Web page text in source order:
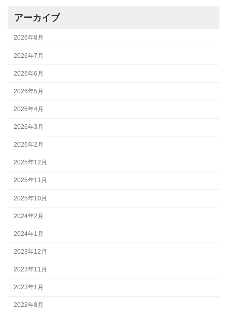
アーカイブ
2026年8月
2026年7月
2026年6月
2026年5月
2026年4月
2026年3月
2026年2月
2025年12月
2025年11月
2025年10月
2024年2月
2024年1月
2023年12月
2023年11月
2023年1月
2022年8月